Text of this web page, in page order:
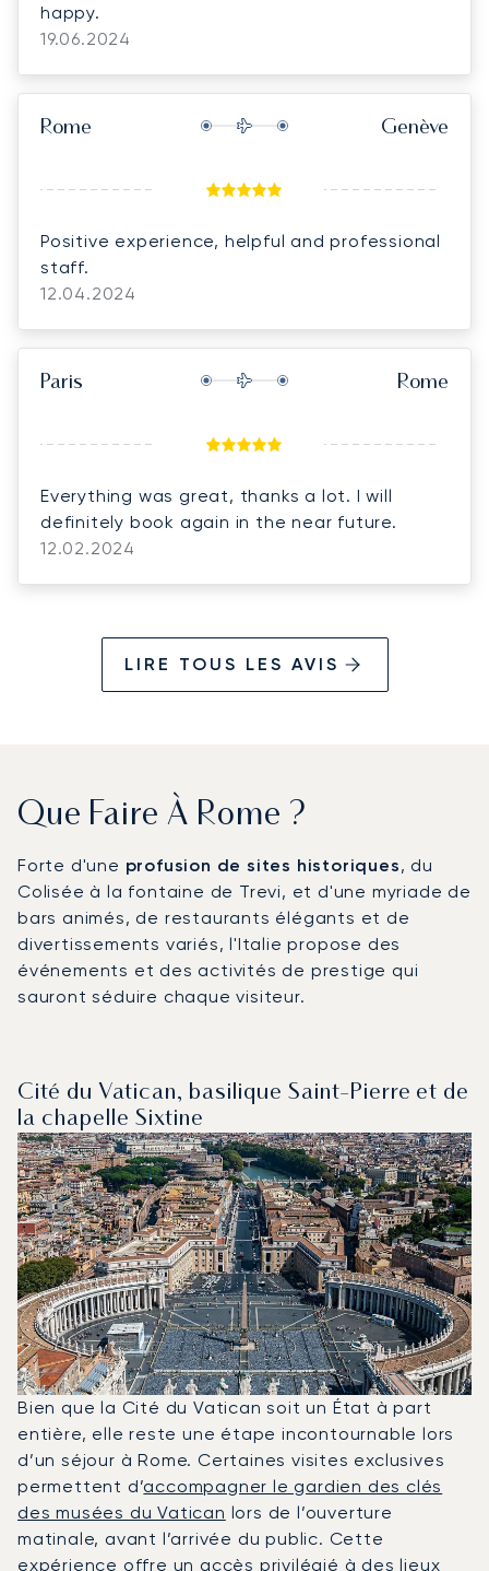
happy.
19.06.2024
Rome Genève
Positive experience, helpful and professional
staff.
12.04.2024
Paris Rome
Everything was great, thanks a lot. I will
definitely book again in the near future.
12.02.2024
LIRE TOUS LES AVIS
Que Faire À Rome ?
Forte d'une profusion de sites historiques, du
Colisée à la fontaine de Trevi, et d'une myriade de
bars animés, de restaurants élégants et de
divertissements variés, l'Italie propose des
événements et des activités de prestige qui
sauront séduire chaque visiteur.
Cité du Vatican, basilique Saint-Pierre et de
la chapelle Sixtine
Bien que la Cité du Vatican soit un État à part
entière, elle reste une étape incontournable lors
d’un séjour à Rome. Certaines visites exclusives
permettent d’accompagner le gardien des clés
des musées du Vatican lors de l’ouverture
matinale, avant l’arrivée du public. Cette
expérience offre un accès privilégié à des lieux